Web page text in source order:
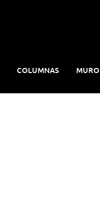
COLUMNAS MURO